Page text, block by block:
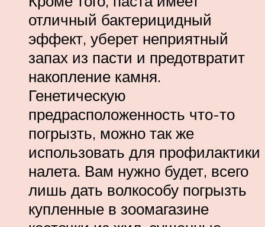
отличный бактерицидный
эффект, уберет неприятный
запах из пасти и предотвратит
накопление камня.
Генетическую
предрасположенность что-то
погрызть, можно так же
использовать для профилактики
налета. Вам нужно будет, всего
лишь дать волкособу погрызть
купленные в зоомагазине